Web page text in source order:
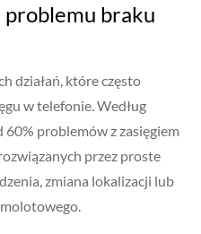
problemu braku
działań, które często
w telefonie. Według
problemów z zasięgiem
przez proste
zmiana lokalizacji lub